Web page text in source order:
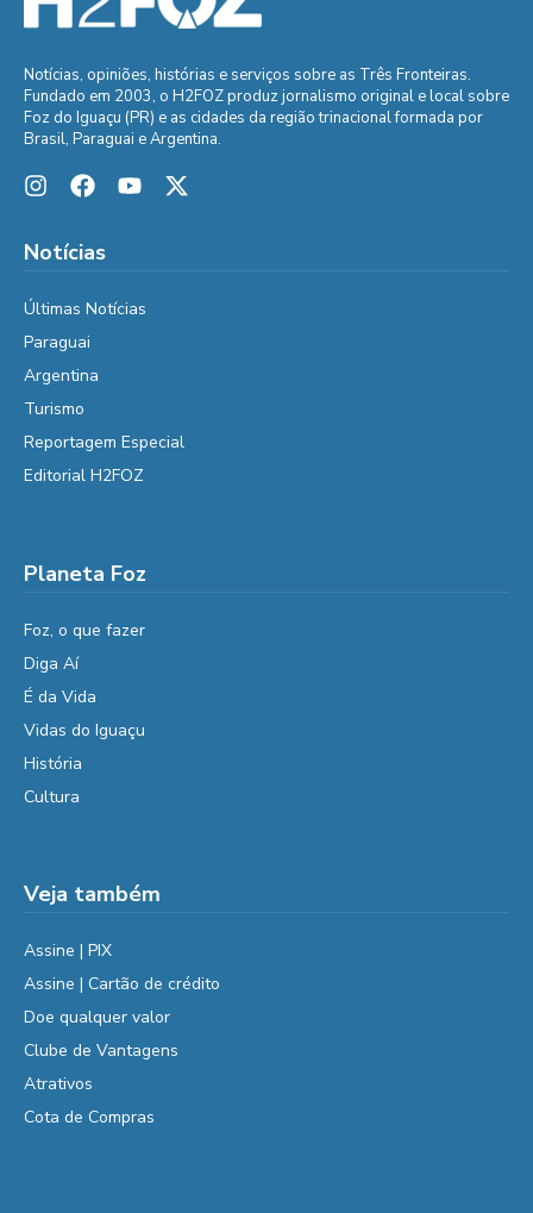
Notícias, opiniões, histórias e serviços sobre as Três Fronteiras.
Fundado em 2003, o H2FOZ produz jornalismo original e local sobre
Foz do Iguaçu (PR) e as cidades da região trinacional formada por
Brasil, Paraguai e Argentina.
Notícias
Últimas Notícias
Paraguai
Argentina
Turismo
Reportagem Especial
Editorial H2FOZ
Planeta Foz
Foz, o que fazer
Diga Aí
É da Vida
Vidas do Iguaçu
História
Cultura
Veja também
Assine | PIX
Assine | Cartão de crédito
Doe qualquer valor
Clube de Vantagens
Atrativos
Cota de Compras